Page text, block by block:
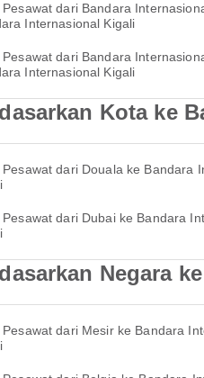
Pesawat dari Bandara
Internasional Kigali
Pesawat dari Bandara
Internasional Kigali
Kota ke
Pesawat dari Douala ke Bandara
Pesawat dari Dubai ke Bandara
Negara
Pesawat dari Mesir ke Bandara